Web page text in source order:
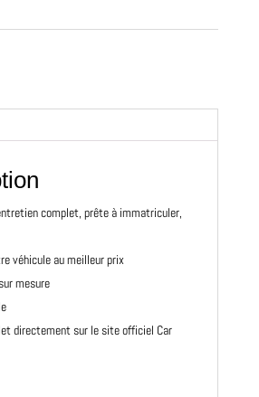
complet, prête à immatriculer,
véhicule au meilleur prix
mesure
directement sur le site officiel Car